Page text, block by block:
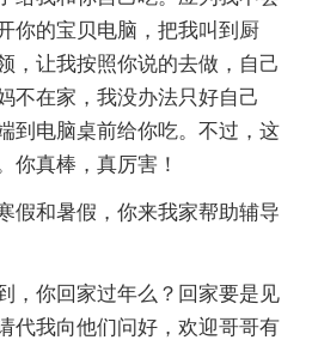
你的宝贝电脑，把我叫到厨
，让我按照你说的去做，自己
不在家，我没办法只好自己
到电脑桌前给你吃。不过，这
你真棒，真厉害！
假和暑假，你来我家帮助辅导
，你回家过年么？回家要是见
代我向他们问好，欢迎哥哥有